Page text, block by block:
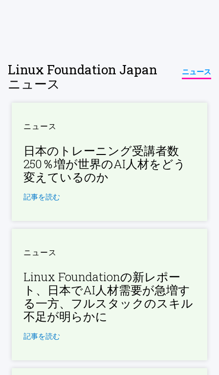
Linux Foundation Japan
ニュース
ニュース
ニュース
日本のトレーニング受講者数
250％増が世界のAI人材をどう
変えているのか
記事を読む
ニュース
Linux Foundationの新レポー
ト、日本でAI人材需要が急増す
る一方、フルスタックのスキル
不足が明らかに
記事を読む